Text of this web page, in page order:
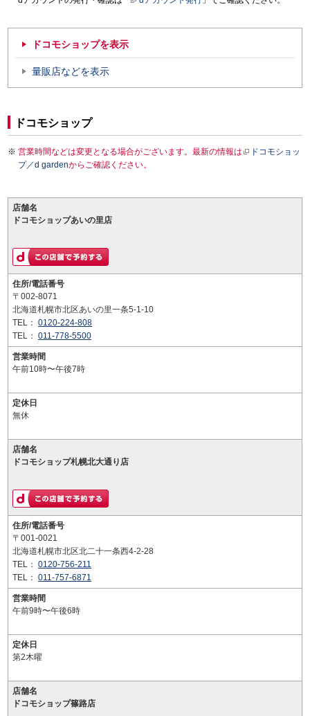
ドコモショップを表示
量販店などを表示
ドコモショップ
営業時間などは変更となる場合がございます。最新の情報は
ドコモショッ
プ／d gardenからご確認ください。
店舗名
ドコモショップあいの里店
住所/電話番号
〒002-8071
北海道札幌市北区あいの里一条5-1-10
TEL： 0120-224-808
TEL： 011-778-5500
営業時間
午前10時〜午後7時
定休日
無休
店舗名
ドコモショップ札幌北大通り店
住所/電話番号
〒001-0021
北海道札幌市北区北二十一条西4-2-28
TEL： 0120-756-211
TEL： 011-757-6871
営業時間
午前9時〜午後6時
定休日
第2木曜
店舗名
ドコモショップ篠路店